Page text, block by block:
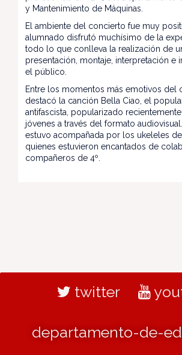
y Mantenimiento de Máquinas.
El ambiente del concierto fue muy
alumnado disfrutó muchísimo de la
todo lo que conlleva la realización de
presentación, montaje, interpretación e
el público.
Entre los momentos más emotivos del
destacó la canción Bella Ciao, el
antifascista, popularizado
jóvenes a través del formato
estuvo acompañada por los ukeleles de
quienes estuvieron encantados de
compañeros de 4º.
twitter
departamento-de-